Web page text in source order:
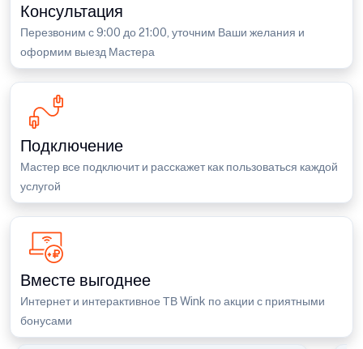
Консультация
Перезвоним с 9:00 до 21:00, уточним Ваши желания и
оформим выезд Мастера
Подключение
Мастер все подключит и расскажет как пользоваться каждой
услугой
Вместе выгоднее
Интернет и интерактивное ТВ Wink по акции с приятными
бонусами